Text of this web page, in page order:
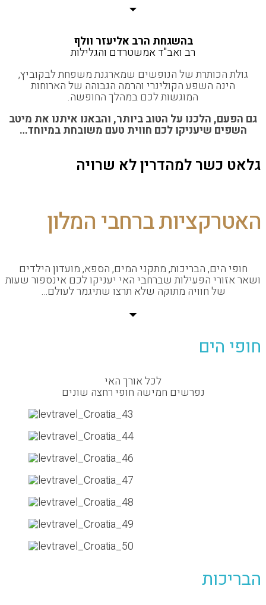
בהשגחת הרב אליעזר וולף
רב ואב"ד אמשטרדם והגלילות
הכותרת של הנופשים שמארגנת משפחת לבקוביץ,
השפע הקולינרי והרמה הגבוהה של הארוחות
המוגשות לכם במהלך החופשה.
הלכנו על הטוב ביותר, והבאנו איתנו את מיטב
שיעניקו לכם חווית טעם משובחת במיוחד…
כשר למהדריןלא שרויה
ברחבי המלון
הים, הבריכות, מתקני המים, הספא, מועדון הילדים
הפעילות שברחבי האי יעניקו לכם אינספור שעות
של חוויה מתוקה שלא תרצו שתיגמר לעולם…
הים
לכל אורך האי
נפרשים חמישה חופי רחצה שונים